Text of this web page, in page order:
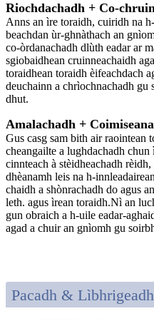
Riochdachadh + Co-
Anns an ìre toraidh, cuiridh na
beachdan ùr-ghnàthach an
co-òrdanachadh dlùth eadar ar
sgiobaidhean cruinneachaidh
toraidhean toraidh èifeachdach
deuchainn a chrìochnachadh gu
dhut.
Amalachadh +
Gus casg sam bith air raointean
cheangailte a lughdachadh chun
cinnteach à stèidheachadh
dhèanamh leis na h-
chaidh a shònrachadh do agus
leth. agus ìrean toraidh.Nì an
gun obraich a h-uile eadar-
agad a chuir an gnìomh gu
Pacadh & Lìbhrigeadh